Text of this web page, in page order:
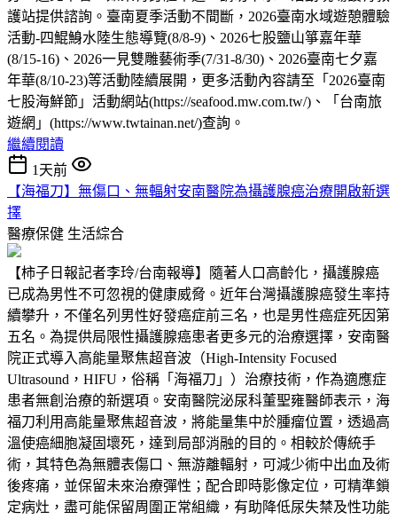
護站提供諮詢。臺南夏季活動不間斷，2026臺南水域遊憩體驗
活動-四鯤鯓水陸生態導覽(8/8-9)、2026七股鹽山箏嘉年華
(8/15-16)、2026一見雙雕藝術季(7/31-8/30)、2026臺南七夕嘉
年華(8/10-23)等活動陸續展開，更多活動內容請至「2026臺南
七股海鮮節」活動網站(https://seafood.mw.com.tw/)、「台南旅
遊網」(https://www.twtainan.net/)查詢。
繼續閱讀
1天前
【海福刀】無傷口、無輻射安南醫院為攝護腺癌治療開啟新選
擇
醫療保健 生活綜合
【柿子日報記者李玲/台南報導】隨著人口高齡化，攝護腺癌
已成為男性不可忽視的健康威脅。近年台灣攝護腺癌發生率持
續攀升，不僅名列男性好發癌症前三名，也是男性癌症死因第
五名。為提供局限性攝護腺癌患者更多元的治療選擇，安南醫
院正式導入高能量聚焦超音波（High-Intensity Focused
Ultrasound，HIFU，俗稱「海福刀」）治療技術，作為適應症
患者無創治療的新選項。安南醫院泌尿科董聖雍醫師表示，海
福刀利用高能量聚焦超音波，將能量集中於腫瘤位置，透過高
溫使癌細胞凝固壞死，達到局部消融的目的。相較於傳統手
術，其特色為無體表傷口、無游離輻射，可減少術中出血及術
後疼痛，並保留未來治療彈性；配合即時影像定位，可精準鎖
定病灶，盡可能保留周圍正常組織，有助降低尿失禁及性功能